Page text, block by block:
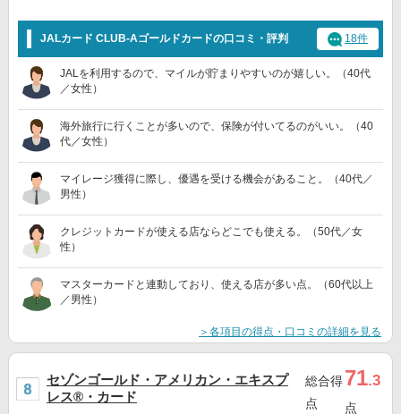
JALカード CLUB-Aゴールドカードの口コミ・評判 18件
JALを利用するので、マイルが貯まりやすいのが嬉しい。（40代
／女性）
海外旅行に行くことが多いので、保険が付いてるのがいい。（40
代／女性）
マイレージ獲得に際し、優遇を受ける機会があること。（40代／
男性）
クレジットカードが使える店ならどこでも使える。（50代／女
性）
マスターカードと連動しており、使える店が多い点。（60代以上
／男性）
＞各項目の得点・口コミの詳細を見る
セゾンゴールド・アメリカン・エキスプ
レス®・カード
総合得
点
71.3
点